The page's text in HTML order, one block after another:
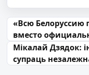
Навігацыя па
«Всю Белоруссию
вместо
Мікалай Дзядок:
супраць